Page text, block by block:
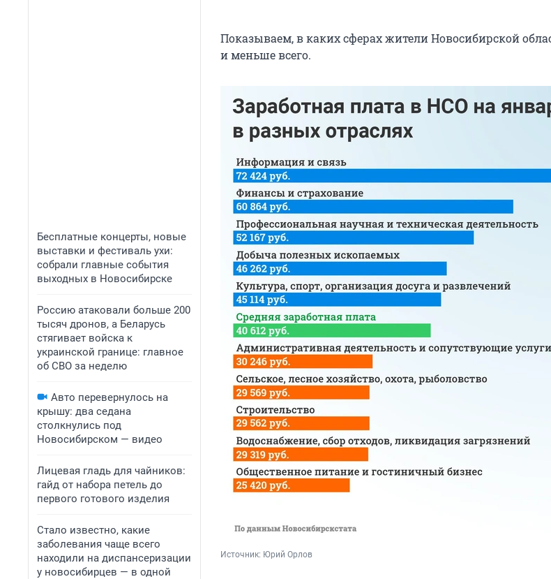
Бесплатные концерты, новые
выставки и фестиваль ухи:
собрали главные события
выходных в Новосибирске
Россию атаковали больше 200
тысяч дронов, а Беларусь
стягивает войска к
украинской границе: главное
об СВО за неделю
Авто перевернулось на
крышу: два седана
столкнулись под
Новосибирском — видео
Лицевая гладь для чайников:
гайд от набора петель до
первого готового изделия
Стало известно, какие
заболевания чаще всего
находили на диспансеризации
у новосибирцев — в одной
Показываем, в каких сферах жители Новосибирской
и меньше всего.
Источник: Юрий Орлов